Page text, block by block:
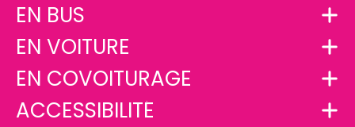
EN BUS
EN VOITURE
EN COVOITURAGE
ACCESSIBILITÉ